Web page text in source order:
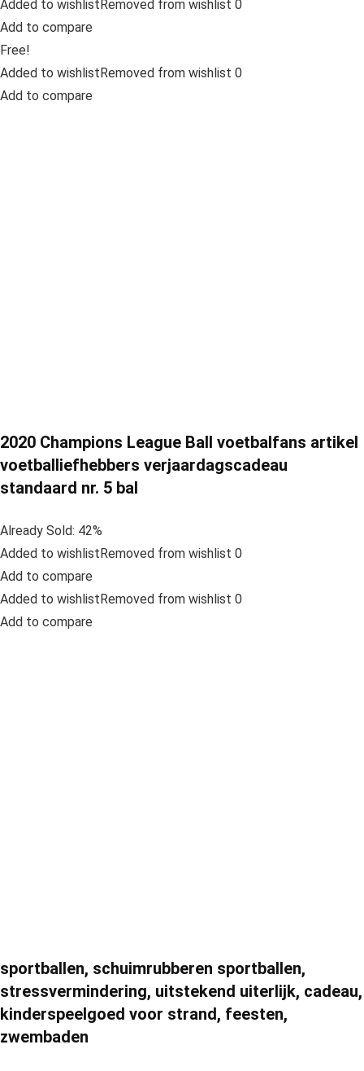
Added to wishlistRemoved from wishlist 0
Add to compare
Free!
Added to wishlistRemoved from wishlist 0
Add to compare
2020 Champions League Ball voetbalfans artikel
voetballiefhebbers verjaardagscadeau
standaard nr. 5 bal
Already Sold: 42%
Added to wishlistRemoved from wishlist 0
Add to compare
Added to wishlistRemoved from wishlist 0
Add to compare
sportballen, schuimrubberen sportballen,
stressvermindering, uitstekend uiterlijk, cadeau,
kinderspeelgoed voor strand, feesten,
zwembaden